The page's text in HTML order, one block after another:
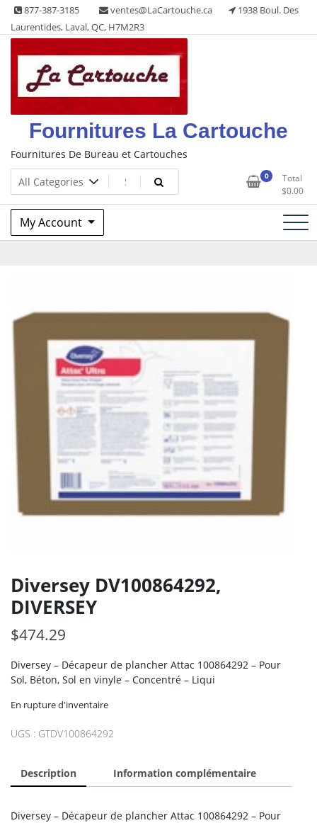
Skip
content
877-387-3185 ventes@LaCartouche.ca
1938 Boul. Des
Laurentides, Laval, QC, H7M2R3
Fournitures La Cartouche
Fournitures De Bureau et Cartouches
0
Total
$0.00
My Account
Diversey DV100864292,
DIVERSEY
$474.29
Diversey – Décapeur de plancher Attac 100864292 – Pour
Sol, Béton, Sol en vinyle – Concentré – Liqui
En rupture d'inventaire
UGS : GTDV100864292
Description Information complémentaire
Diversey – Décapeur de plancher Attac 100864292 – Pour